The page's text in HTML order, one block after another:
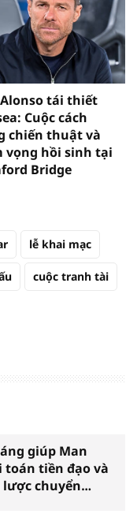
tái thiết
Cuộc cách
chiến thuật và
vọng hồi sinh tại
Bridge
lễ khai mạc
cuộc tranh tài
giúp Man
toán tiền đạo và
chuyển